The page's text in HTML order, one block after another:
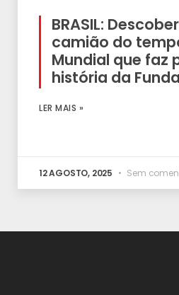
BRASIL:
camião do
Mundial que faz
história da
LER MAIS »
12 AGOSTO, 2025 Sem